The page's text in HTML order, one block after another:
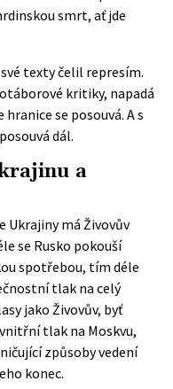
smrt, ať jde
texty čelil represím.
kritiky, napadá
se posouvá. A s
dál.
a
Ukrajiny má Živovův
se Rusko pokouší
spotřebou, tím déle
tlak na celý
jako Živovův, byť
tlak na Moskvu,
způsoby vedení
konec.